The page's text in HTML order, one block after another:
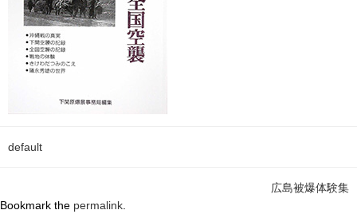
default
広島被爆体験集
Bookmark the permalink